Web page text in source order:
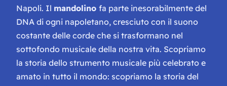
Napoli. Il mandolino fa parte inesorabilmente del
DNA di ogni napoletano, cresciuto con il suono
costante delle corde che si trasformano nel
sottofondo musicale della nostra vita. Scopriamo
la storia dello strumento musicale più celebrato e
amato in tutto il mondo: scopriamo la storia del